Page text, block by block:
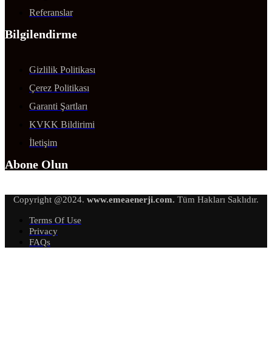
Referanslar
Bilgilendirme
Gizlilik Politikası
Çerez Politikası
Garanti Şartları
KVKK Bildirimi
İletişim
Abone Olun
Copyright @2024. www.emeaenerji.com. Tüm Hakları Saklıdır.
Terms Of Use
Privacy
FAQs